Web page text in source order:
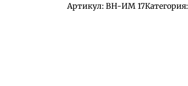
Артикул: BH-ИМ 17Категория: